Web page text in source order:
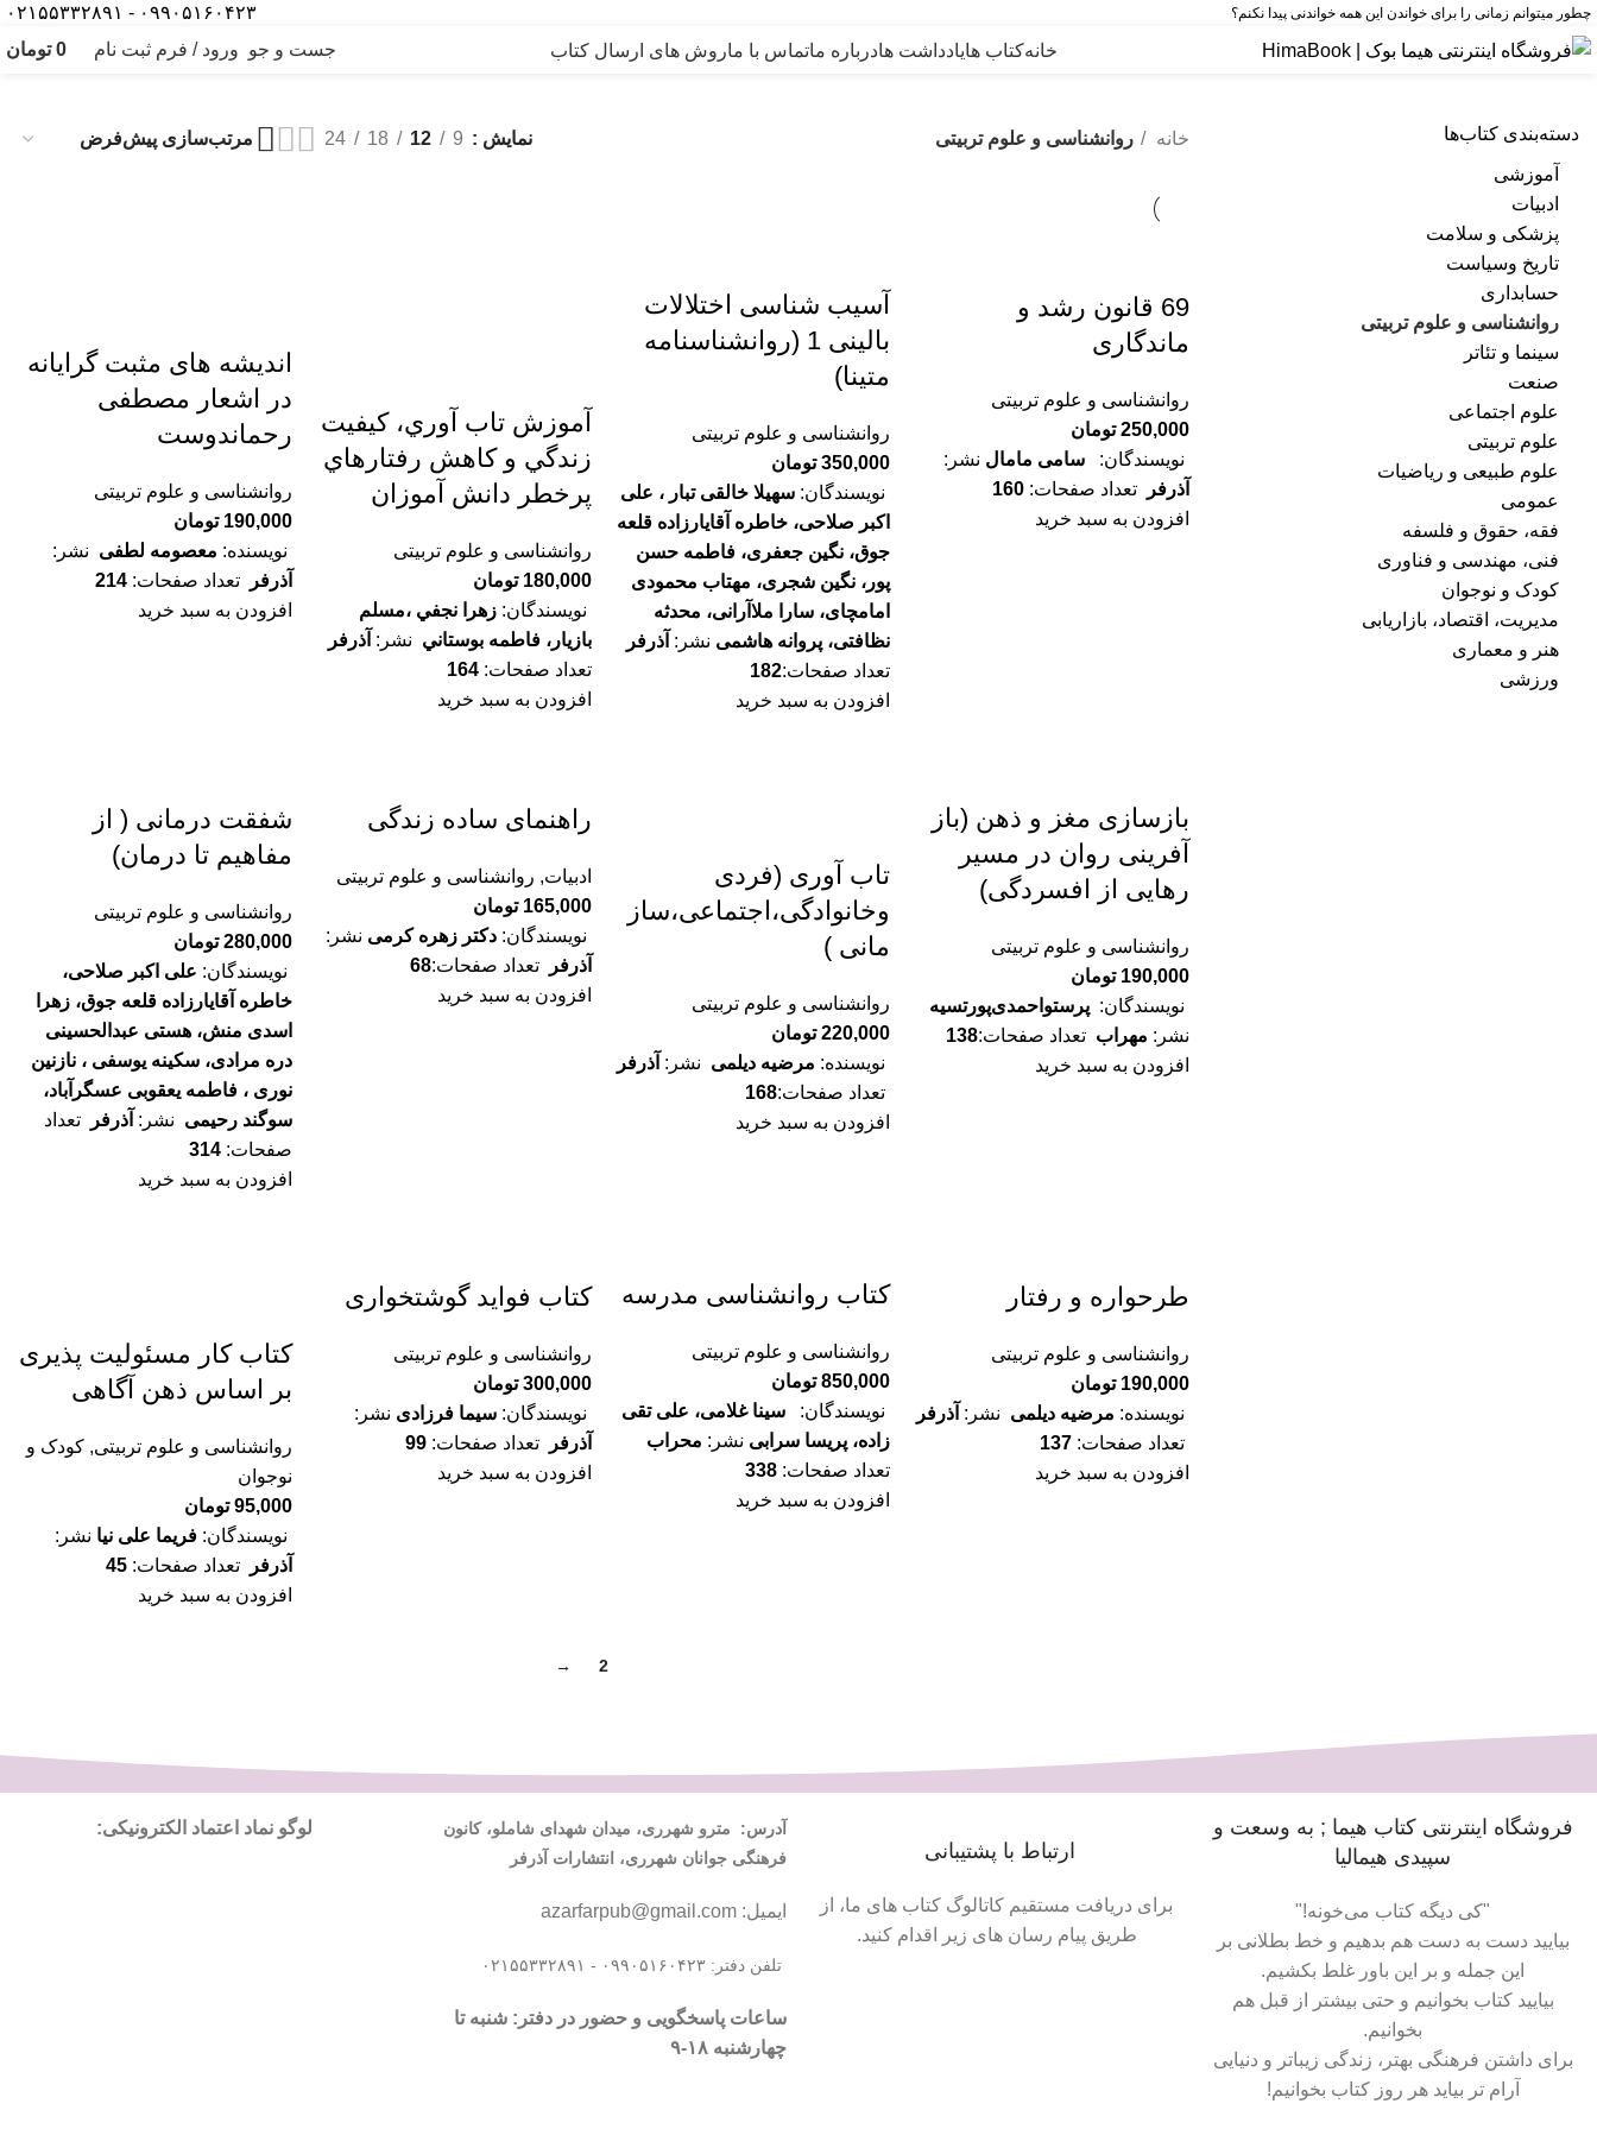
چطور میتوانم زمانی را برای خواندن این همه خواندنی پیدا نکنم؟
۰۹۹۰۵۱۶۰۴۲۳ - ۰۲۱۵۵۳۳۲۸۹۱
خانهکتاب هایادداشت هادرباره ماتماس با ماروش های ارسال کتاب جست و جو ورود / فرم ثبت نام 0 تومان
دسته‌بندی کتاب‌ها
آموزشی
ادبیات
پزشکی و سلامت
تاریخ وسیاست
حسابداری
روانشناسی و علوم تربیتی
سینما و تئاتر
صنعت
علوم اجتماعی
علوم تربیتی
علوم طبیعی و ریاضیات
عمومی
فقه، حقوق و فلسفه
فنی، مهندسی و فناوری
کودک و نوجوان
مدیریت، اقتصاد، بازاریابی
هنر و معماری
ورزشی
خانه روانشناسی و علوم تربیتی نمایش 9
12
18
24
69 قانون رشد و
ماندگاری
روانشناسی و علوم تربیتی
250,000 تومان
نویسندگان:
سامی مامال نشر:
آذرفر
تعداد صفحات: 160
افزودن به سبد خرید
آسیب شناسی اختلالات
بالینی 1 (روانشناسنامه
متینا)
روانشناسی و علوم تربیتی
350,000 تومان
نویسندگان: سهیلا خالقی تبار ، علی
اکبر صلاحی، خاطره آقايارزاده قلعه
جوق، نگین جعفری، فاطمه حسن
پور، نگین شجری، مهتاب محمودی
امامچای، سارا ملاآرانی، محدثه
نظافتی، پروانه هاشمی نشر: آذرفر
تعداد صفحات:182
افزودن به سبد خرید
آموزش تاب آوري، کيفيت
زندگي و کاهش رفتارهاي
پرخطر دانش آموزان
روانشناسی و علوم تربیتی
180,000 تومان
نویسندگان:زهرا نجفي ،مسلم
بازیار، فاطمه بوستاني نشر: آذرفر
تعداد صفحات:164
افزودن به سبد خرید
اندیشه های مثبت گرایانه
در اشعار مصطفی
رحماندوست
روانشناسی و علوم تربیتی
190,000 تومان
نویسنده: معصومه لطفی نشر:
آذرفر
تعداد صفحات: 214
افزودن به سبد خرید
بازسازی مغز و ذهن (باز
آفرینی روان در مسیر
رهایی از افسردگی)
روانشناسی و علوم تربیتی
190,000 تومان
نویسندگان: پرستو‌احمدی‌پورتسیه
نشر: مهراب تعداد صفحات:138
افزودن به سبد خرید
تاب آوری (فردی
وخانوادگی،اجتماعی،ساز
مانی )
روانشناسی و علوم تربیتی
220,000 تومان
نویسنده: مرضیه دیلمی نشر: آذرفر
تعداد صفحات:168
افزودن به سبد خرید
راهنمای ساده زندگی
ادبیات, روانشناسی و علوم تربیتی
165,000 تومان
نویسندگان: دکتر زهره کرمی نشر:
آذرفر
تعداد صفحات:68
افزودن به سبد خرید
شفقت درمانی ( از
مفاهیم تا درمان)
روانشناسی و علوم تربیتی
280,000 تومان
نویسندگان: علی اکبر صلاحی،
خاطره آقایارزاده قلعه جوق، زهرا
اسدی منش، هستی عبدالحسینی
دره مرادی، سکینه یوسفی ، نازنین
نوری ، فاطمه یعقوبی عسگرآباد،
سوگند رحیمی نشر: آذرفر
تعداد
صفحات: 314
افزودن به سبد خرید
طرحواره و رفتار
روانشناسی و علوم تربیتی
190,000 تومان
نویسنده: مرضیه دیلمی نشر: آذرفر
تعداد صفحات:137
افزودن به سبد خرید
کتاب روانشناسی مدرسه
روانشناسی و علوم تربیتی
850,000 تومان
نویسندگان:
سینا غلامی، علی تقی
زاده، پریسا سرابی نشر: محراب
تعداد صفحات:
افزودن به سبد خرید
کتاب فواید گوشتخواری
روانشناسی و علوم تربیتی
300,000 تومان
نویسندگان: سیما فرزادی نشر:
آذرفر
تعداد صفحات: 99
افزودن به سبد خرید
کتاب کار مسئولیت پذیری
بر اساس ذهن آگاهی
روانشناسی و علوم تربیتی, کودک و
نوجوان
95,000 تومان
نویسندگان: فریما علی نیا نشر:
آذرفر
تعداد صفحات:
افزودن به سبد خرید
2
→
فروشگاه اینترنتی کتاب هیما ; به وسعت و
سپیدی هیمالیا
"کی دیگه کتاب می‌خونه!"
بیایید دست به دست هم بدهیم و خط بطلانی بر
این جمله و بر این باور غلط بکشیم.
بیایید کتاب بخوانیم و حتی بیشتر از قبل هم
بخوانیم.
برای داشتن فرهنگی بهتر، زندگی زیباتر و دنیایی
آرام تر بیاید هر روز کتاب بخوانیم!
ارتباط با پشتیبانی
برای دریافت مستقیم کاتالوگ کتاب های ما، از
طریق پیام رسان های زیر اقدام کنید.
آدرس: مترو شهرری، میدان شهدای شاملو، کانون
فرهنگی جوانان شهرری، انتشارات آذرفر
ایمیل: azarfarpub@gmail.com
تلفن دفتر: ۰۹۹۰۵۱۶۰۴۲۳ - ۰۲۱۵۵۳۳۲۸۹۱
ساعات پاسخگویی و حضور در دفتر: شنبه تا
چهارشنبه ۱۸-۹
لوگو نماد اعتماد الکترونیکی: